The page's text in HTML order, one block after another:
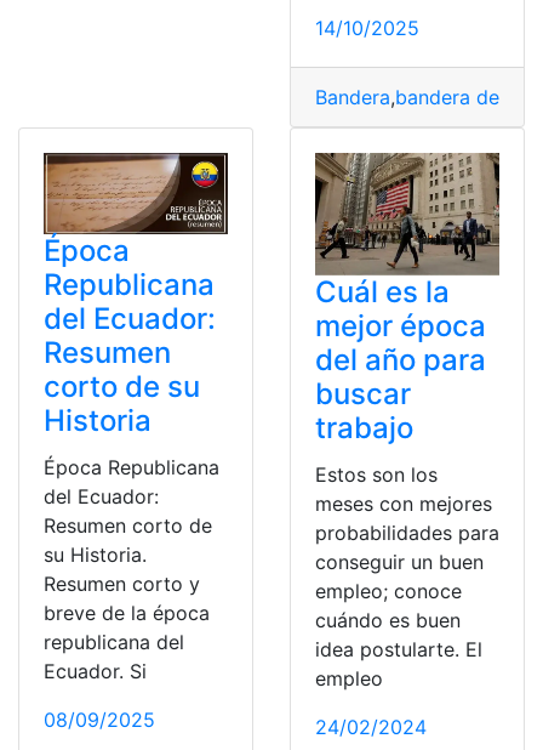
14/10/2025
Bandera,bandera del
Época
Republicana
del Ecuador:
Resumen
corto de su
Historia
Época Republicana
del Ecuador:
Resumen corto de
su Historia.
Resumen corto y
breve de la época
republicana del
Ecuador. Si
08/09/2025
Cuál es la
mejor época
del año para
buscar
trabajo
Estos son los
meses con mejores
probabilidades para
conseguir un buen
empleo; conoce
cuándo es buen
idea postularte. El
empleo
24/02/2024